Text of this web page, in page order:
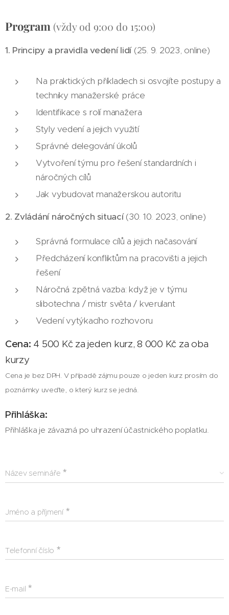
Program (vždy od 9:00 do 15:00)
1. Principy a pravidla vedení lidí (25. 9. 2023, online)
Na praktických příkladech si osvojíte postupy a
techniky manažerské práce
Identifikace s rolí manažera
Styly vedení a jejich využití
Správné delegování úkolů
Vytvoření týmu pro řešení standardních i
náročných cílů
Jak vybudovat manažerskou autoritu
2. Zvládání náročných situací(30. 10. 2023, online)
Správná formulace cílů a jejich načasování
Předcházení konfliktům na pracovišti a jejich
řešení
Náročná zpětná vazba: když je v týmu
slibotechna / mistr světa / kverulant
Vedení vytýkacího rozhovoru
Cena: 4 500 Kč za jeden kurz, 8 000 Kč za oba
kurzy
Cena je bez DPH. V případě zájmu pouze o jeden kurz prosím do
poznámky uveďte, o který kurz se jedná.
Přihláška:
Přihláška je závazná po uhrazení účastnického poplatku.
Název semináře
Jméno a příjmení
Telefonní číslo
E-mail